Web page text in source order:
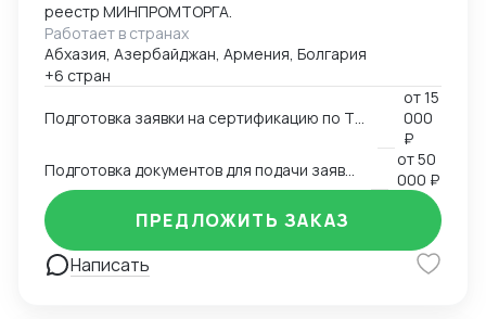
реестр МИНПРОМТОРГА.
Работает в странах
Абхазия, Азербайджан, Армения, Болгария
+6 стран
Подготовка заявки на сертификацию по ТР ЕАЭС 043, ТР ТС 004, ТР ТС 020, ТР ТС 010, 123-ФЗ
от15
000
₽
от50
000 ₽
Написать
ПРЕДЛОЖИТЬ ЗАКАЗ